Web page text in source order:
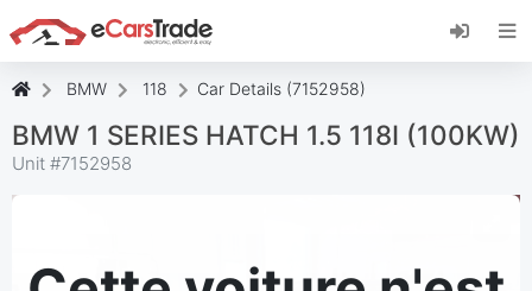
Installez l'application web eCarsTrade, ajoutez-
la à votre écran d'accueil et recevez des mises
BMW 118 Car Details (7152958)
BMW 1 SERIES HATCH 1.5 118I (100KW)
Unit #7152958